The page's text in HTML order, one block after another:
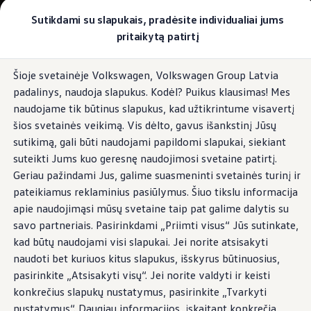
Sutikdami su slapukais, pradėsite individualiai jums
pritaikytą patirtį
Šioje svetainėje Volkswagen, Volkswagen Group Latvia
padalinys, naudoja slapukus. Kodėl? Puikus klausimas! Mes
naudojame tik būtinus slapukus, kad užtikrintume visavertį
šios svetainės veikimą. Vis dėlto, gavus išankstinį Jūsų
sutikimą, gali būti naudojami papildomi slapukai, siekiant
suteikti Jums kuo geresnę naudojimosi svetaine patirtį.
Geriau pažindami Jus, galime suasmeninti svetainės turinį ir
pateikiamus reklaminius pasiūlymus. Šiuo tikslu informacija
apie naudojimąsi mūsų svetaine taip pat galime dalytis su
savo partneriais. Pasirinkdami „Priimti visus“ Jūs sutinkate,
kad būtų naudojami visi slapukai. Jei norite atsisakyti
naudoti bet kuriuos kitus slapukus, išskyrus būtinuosius,
pasirinkite „Atsisakyti visų“. Jei norite valdyti ir keisti
konkrečius slapukų nustatymus, pasirinkite „Tvarkyti
nustatymus“. Daugiau informacijos, įskaitant konkrečią
pagrindinį
turinį
poraštę
Pasirinkite savo Volkswagen
Modeliai ir konfigūratorius
Naujasis ID. Cross
Konfigūruoti
Volkswagen komerciniai automobiliai. Pasiruošę bet
Volkswagen automobilių e-parduotuvė
Pasiūlymai ir paslaugos
Jubiliejinis pasiūlymas
Garantija
Lizingas
Automobilio mainai
Volkswagen automobilių e-parduotuvė
Elektromobiliai ir hibridiniai modeliai
Valstybės parama
Elektromobiliai
ID. žinios
Įkrovimas ir ridos atsarga
Technologija ir evoliucija
Perėjimas prie elektrinio mobilumo
Ekologinis tvarumas
Elektromobiliai servise: daugiau jokio alyvos
ID. programinės įrangos atnaujinimas*
Elektromobilių pristatymo trukmė